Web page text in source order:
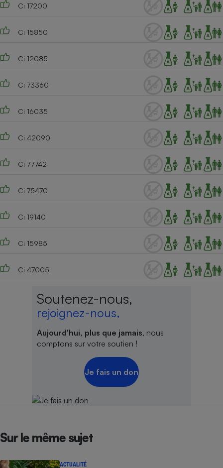
Ci 17200
Ci 15850
Ci 12085
Ci 73360
Ci 16035
Ci 42090
Ci 77742
Ci 75470
Ci 19140
Ci 15985
Ci 47005
Soutenez-nous,
rejoignez-nous,
Aujourd'hui, plus que jamais, nous
comptons sur votre soutien !
Je fais un don
Sur le même sujet
ACTUALITÉ